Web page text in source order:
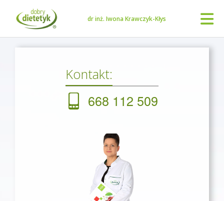
dr inż. Iwona Krawczyk-Kłys
Kontakt:
668 112 509